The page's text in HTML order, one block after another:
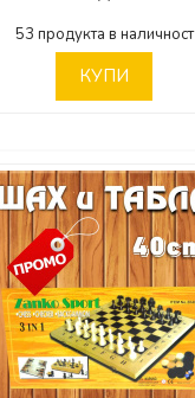
53 продукта в наличност
КУПИ